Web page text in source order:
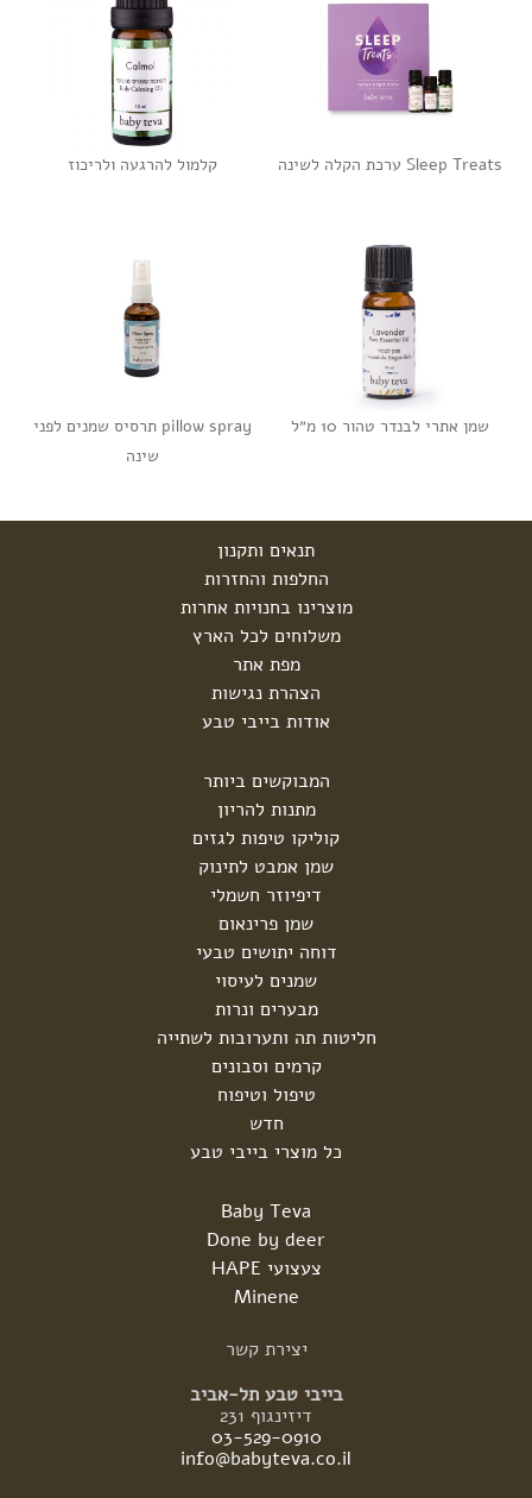
Sleep Treats ערכת הקלה לשינה קלמול להרגעה ולריכוז
שמן אתרי לבנדר טהור 10 מ״ל
pillow spray תרסיס שמנים לפני
שינה
תנאים ותקנון
החלפות והחזרות
מוצרינו בחנויות אחרות
משלוחים לכל הארץ
מפת אתר
הצהרת נגישות
אודות בייבי טבע
המבוקשים ביותר
מתנות להריון
קוליקו טיפות לגזים
שמן אמבט לתינוק
דיפיוזר חשמלי
שמן פרינאום
דוחה יתושים טבעי
שמנים לעיסוי
מבערים ונרות
חליטות תה ותערובות לשתייה
קרמים וסבונים
טיפול וטיפוח
חדש
כל מוצרי בייבי טבע
Baby Teva
Done by deer
צעצועי HAPE
Minene
יצירת קשר
בייבי טבע תל-אביב
דיזינגוף 231
03-529-0910
info@babyteva.co.il